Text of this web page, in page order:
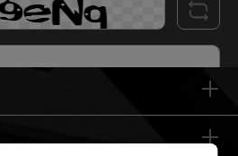
zur Kenntnis
AGBgelesen und bin mit ihnen